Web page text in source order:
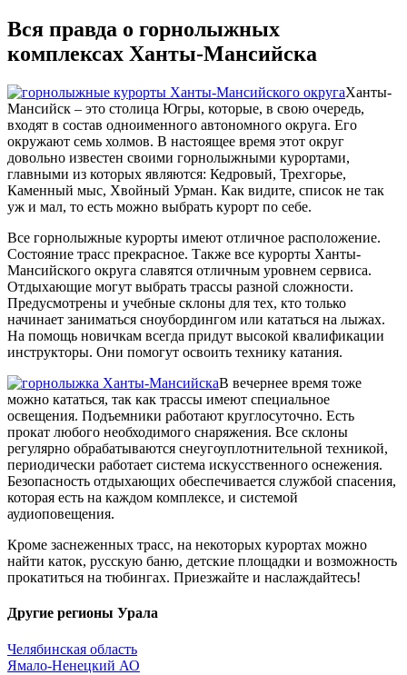
Вся правда о горнолыжных
комплексах Ханты-Мансийска
Ханты-
Мансийск – это столица Югры, которые, в свою очередь,
входят в состав одноименного автономного округа. Его
окружают семь холмов. В настоящее время этот округ
довольно известен своими горнолыжными курортами,
главными из которых являются: Кедровый, Трехгорье,
Каменный мыс, Хвойный Урман. Как видите, список не так
уж и мал, то есть можно выбрать курорт по себе.
Все горнолыжные курорты имеют отличное расположение.
Состояние трасс прекрасное. Также все курорты Ханты-
Мансийского округа славятся отличным уровнем сервиса.
Отдыхающие могут выбрать трассы разной сложности.
Предусмотрены и учебные склоны для тех, кто только
начинает заниматься сноубордингом или кататься на лыжах.
На помощь новичкам всегда придут высокой квалификации
инструкторы. Они помогут освоить технику катания.
В вечернее время тоже
можно кататься, так как трассы имеют специальное
освещения. Подъемники работают круглосуточно. Есть
прокат любого необходимого снаряжения. Все склоны
регулярно обрабатываются снеугоуплотнительной техникой,
периодически работает система искусственного оснежения.
Безопасность отдыхающих обеспечивается службой спасения,
которая есть на каждом комплексе, и системой
аудиоповещения.
Кроме заснеженных трасс, на некоторых курортах можно
найти каток, русскую баню, детские площадки и возможность
прокатиться на тюбингах. Приезжайте и наслаждайтесь!
Другие регионы Урала
Челябинская область
Ямало-Ненецкий АО